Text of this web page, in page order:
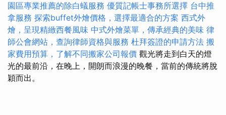
園區專業推薦的除白蟻服務 優質記帳士事務所選擇 台中推
拿服務 探索buffet外燴價格，選擇最適合的方案 西式外
燴，呈現精緻西餐風味 中式外燴菜單，傳承經典的美味 律
師公會網站，查詢律師資格與服務 杜拜簽證的申請方法 搬
家費用預算，了解不同搬家公司報價 觀光將走到白天的燈
光的最前沿，在晚上，開朗而浪漫的晚餐，當前的傳統將脫
穎而出。